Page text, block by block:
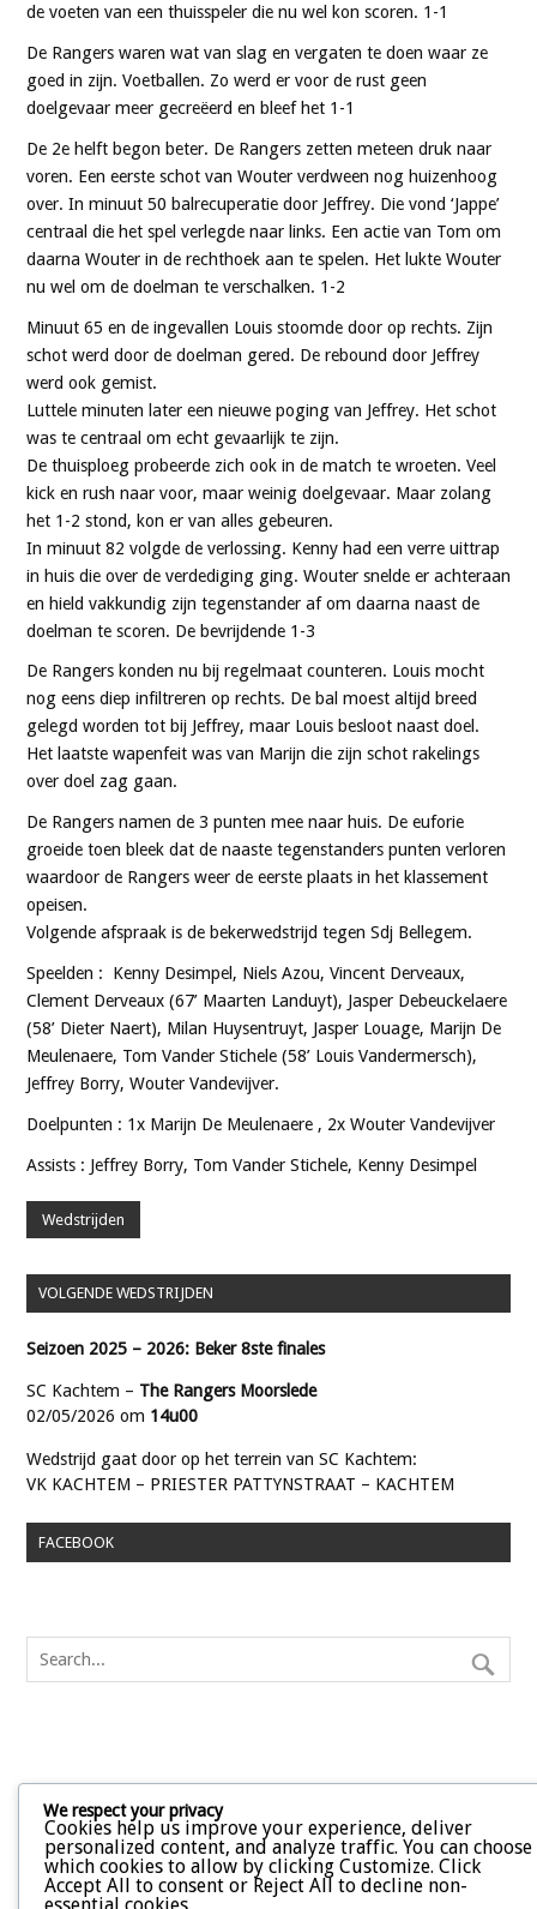
de voeten van een thuisspeler die nu wel kon scoren. 1-1
De Rangers waren wat van slag en vergaten te doen waar ze
goed in zijn. Voetballen. Zo werd er voor de rust geen
doelgevaar meer gecreëerd en bleef het 1-1
De 2e helft begon beter. De Rangers zetten meteen druk naar
voren. Een eerste schot van Wouter verdween nog huizenhoog
over. In minuut 50 balrecuperatie door Jeffrey. Die vond ‘Jappe’
centraal die het spel verlegde naar links. Een actie van Tom om
daarna Wouter in de rechthoek aan te spelen. Het lukte Wouter
nu wel om de doelman te verschalken. 1-2
Minuut 65 en de ingevallen Louis stoomde door op rechts. Zijn
schot werd door de doelman gered. De rebound door Jeffrey
werd ook gemist.
Luttele minuten later een nieuwe poging van Jeffrey. Het schot
was te centraal om echt gevaarlijk te zijn.
De thuisploeg probeerde zich ook in de match te wroeten. Veel
kick en rush naar voor, maar weinig doelgevaar. Maar zolang
het 1-2 stond, kon er van alles gebeuren.
In minuut 82 volgde de verlossing. Kenny had een verre uittrap
in huis die over de verdediging ging. Wouter snelde er achteraan
en hield vakkundig zijn tegenstander af om daarna naast de
doelman te scoren. De bevrijdende 1-3
De Rangers konden nu bij regelmaat counteren. Louis mocht
nog eens diep infiltreren op rechts. De bal moest altijd breed
gelegd worden tot bij Jeffrey, maar Louis besloot naast doel.
Het laatste wapenfeit was van Marijn die zijn schot rakelings
over doel zag gaan.
De Rangers namen de 3 punten mee naar huis. De euforie
groeide toen bleek dat de naaste tegenstanders punten verloren
waardoor de Rangers weer de eerste plaats in het klassement
opeisen.
Volgende afspraak is de bekerwedstrijd tegen Sdj Bellegem.
Speelden : Kenny Desimpel, Niels Azou, Vincent Derveaux,
Clement Derveaux (67’ Maarten Landuyt), Jasper Debeuckelaere
(58’ Dieter Naert), Milan Huysentruyt, Jasper Louage, Marijn De
Meulenaere, Tom Vander Stichele (58’ Louis Vandermersch),
Jeffrey Borry, Wouter Vandevijver.
Doelpunten : 1x Marijn De Meulenaere , 2x Wouter Vandevijver
Assists : Jeffrey Borry, Tom Vander Stichele, Kenny Desimpel
Wedstrijden
VOLGENDE WEDSTRIJDEN
Seizoen 2025 – 2026: Beker 8ste finales
SC Kachtem – The Rangers Moorslede
02/05/2026 om 14u00
Wedstrijd gaat door op het terrein van SC Kachtem:
VK KACHTEM – PRIESTER PATTYNSTRAAT – KACHTEM
FACEBOOK
We respect your privacy
Cookies help us improve your experience, deliver
personalized content, and analyze traffic. You can choose
which cookies to allow by clicking Customize. Click
Accept All to consent or Reject All to decline non-
essential cookies.